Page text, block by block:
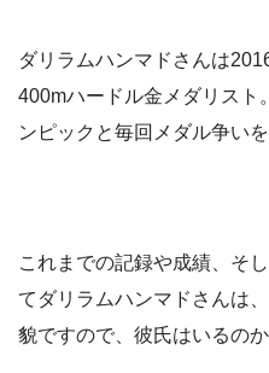
ダリラムハンマドさんは
400mハードル金メダリスト
ンピックと毎回メダル争いを
これまでの記録や成績、そ
てダリラムハンマドさんは
貌ですので、彼氏はいるの